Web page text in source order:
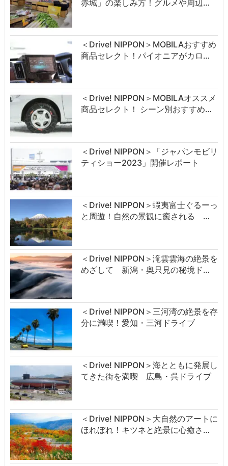
赤城」の楽しみ方！グルメや周辺…
＜Drive! NIPPON＞MOBILAおすすめ
商品セレクト！パイオニアがカロ…
＜Drive! NIPPON＞MOBILAオススメ
商品セレクト！ シーン別おすすめ…
＜Drive! NIPPON＞「ジャパンモビリ
ティショー2023」開催レポート
＜Drive! NIPPON＞蝦夷富士ぐるーっ
と周遊！自然の景観に癒される …
＜Drive! NIPPON＞滝雲雲海の絶景を
めざして 新潟・奥只見の秘境ド…
＜Drive! NIPPON＞三河湾の絶景を存
分に満喫！愛知・三河ドライブ
＜Drive! NIPPON＞海とともに発展し
てきた街を満喫 広島・呉ドライブ
＜Drive! NIPPON＞大自然のアートに
ほれぼれ！キツネと絶景に心癒さ…